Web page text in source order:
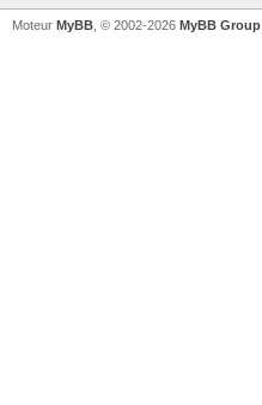
Moteur MyBB , © 2002-2026 MyBB Group